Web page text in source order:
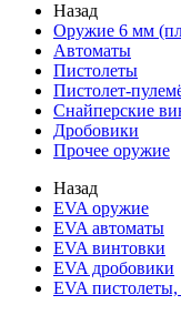
Назад
Оружие 6 мм
Автоматы
Пистолеты
Пистолет-
Снайперские
Дробовики
Прочее оружие
Назад
EVA оружие
EVA автоматы
EVA винтовки
EVA дробовики
EVA